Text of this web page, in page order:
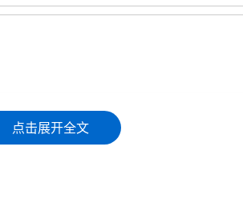
近就碰上了个新鲜事，你说这人生
，只好给我当奴隶了。
点击展开全文